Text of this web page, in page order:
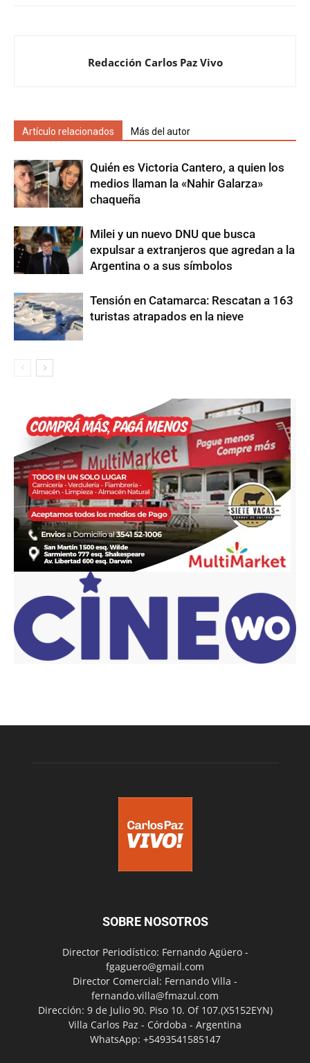
Redacción Carlos Paz Vivo
Artículo relacionados Más del autor
Quién es Victoria Cantero, a quien los
medios llaman la «Nahir Galarza»
chaqueña
Milei y un nuevo DNU que busca
expulsar a extranjeros que agredan a la
Argentina o a sus símbolos
Tensión en Catamarca: Rescatan a 163
turistas atrapados en la nieve
SOBRE NOSOTROS
Director Periodístico: Fernando Agüero -
fgaguero@gmail.com
Director Comercial: Fernando Villa -
fernando.villa@fmazul.com
Dirección: 9 de Julio 90. Piso 10. Of 107.(X5152EYN)
Villa Carlos Paz - Córdoba - Argentina
WhatsApp: +5493541585147